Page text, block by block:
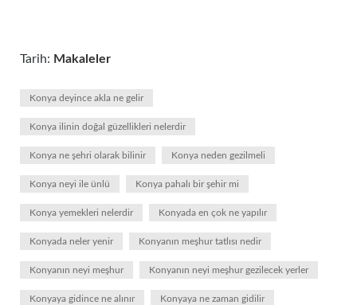
Tarih: Makaleler
Konya deyince akla ne gelir
Konya ilinin doğal güzellikleri nelerdir
Konya ne şehri olarak bilinir Konya neden gezilmeli
Konya neyi ile ünlü Konya pahalı bir şehir mi
Konya yemekleri nelerdir Konyada en çok ne yapılır
Konyada neler yenir Konyanın meşhur tatlısı nedir
Konyanın neyi meşhur Konyanın neyi meşhur gezilecek yerler
Konyaya gidince ne alınır Konyaya ne zaman gidilir